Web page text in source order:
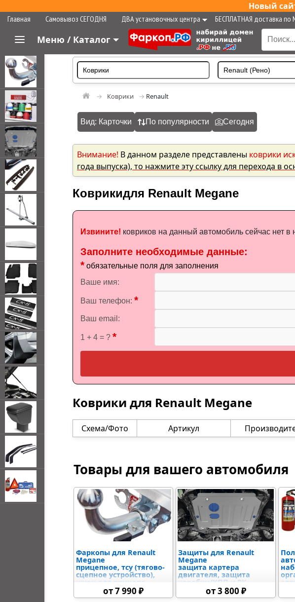
Новый
Главная Самовывоз СЕГОДНЯ ДВА установочных центра БЕСПЛАТНАЯ доставка по
Меню / Каталог
открывать
наведении
Коврики Renault
Вид: Карточки По популярности Сегодня
Внимание! В данном разделе представлены коврики
года выпуска), то нажмите эту ссылку для перехода в
Коврикидля Renault Megane
Извините! ковриков на данный автомобиль сейчас нет
Заполните необходимые данные:
* обязательные поля для заполнения
Ваше имя:
Ваш телефон: *
Ваш email:
1 + 4 = ? *
Коврики для Renault Megane
Схема/Фото Артикул
Товары для вашего автомобиля
Фаркопы для Renault
Megane
прицепное, тсу (тягово-
сцепное устройство),
крюк для прицепа
от 7 990 ₽
Защиты для Renault
Megane
защита картера
двигателя, защита
коробки/КПП и РК
(раздаточной коробки),
защыита радиатора и
от 3 800 ₽